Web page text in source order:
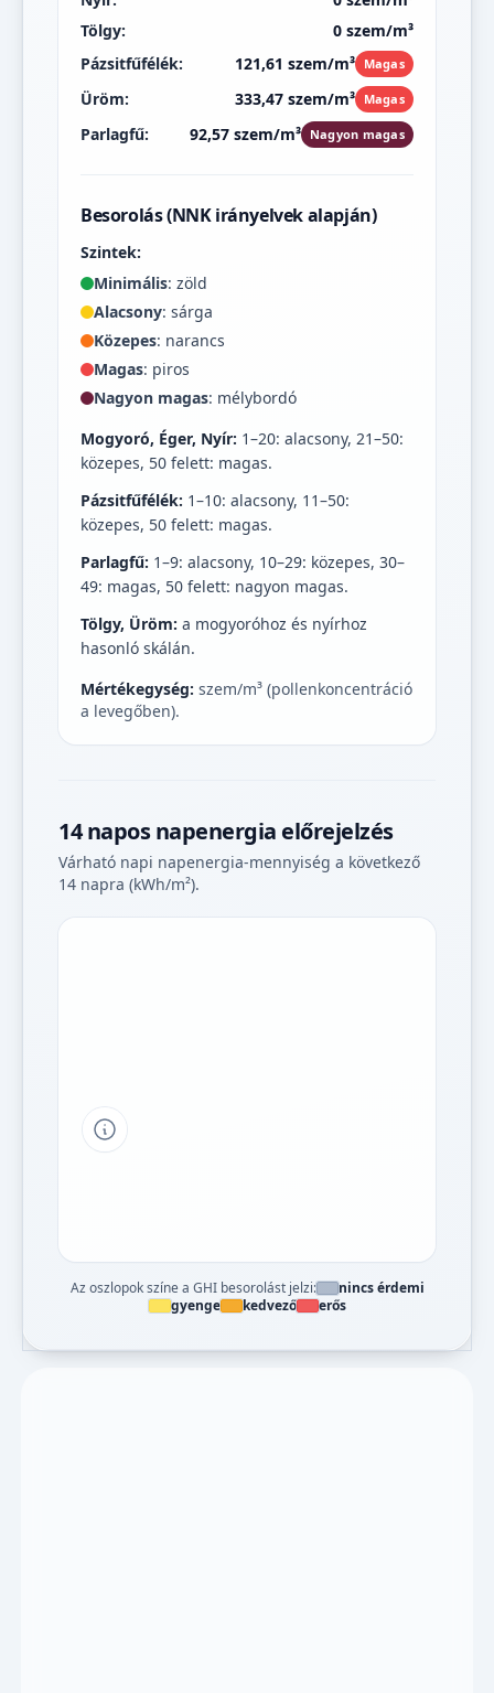
Tölgy:
0 szem/m³
Pázsitfűfélék:
121,61 szem/m³ Magas
Üröm: 333,47 szem/m³ Magas
Parlagfű: 92,57 szem/m³ Nagyon magas
Besorolás (NNK irányelvek alapján)
Szintek:
Minimális: zöld
Alacsony: sárga
Közepes: narancs
Magas: piros
Nagyon magas: mélybordó
Mogyoró, Éger, Nyír: 1–20: alacsony, 21–50:
közepes, 50 felett: magas.
Pázsitfűfélék: 1–10: alacsony, 11–50:
közepes, 50 felett: magas.
Parlagfű: 1–9: alacsony, 10–29: közepes, 30–
49: magas, 50 felett: nagyon magas.
Tölgy, Üröm: a mogyoróhoz és nyírhoz
hasonló skálán.
Mértékegység: szem/m³ (pollenkoncentráció
a levegőben).
14 napos napenergia előrejelzés
Várható napi napenergia-mennyiség a következő
14 napra (kWh/m²).
Tipp a grafikon jelmagyarázatához
Az oszlopok színe a GHI besorolást jelzi:
nincs érdemi
gyenge
kedvező erős